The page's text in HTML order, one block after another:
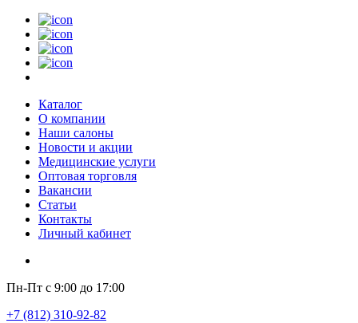
Каталог
О компании
Наши салоны
Новости и акции
Медицинские услуги
Оптовая торговля
Вакансии
Статьи
Контакты
Личный кабинет
Пн-Пт с 9:00 до 17:00
+7 (812) 310-92-82